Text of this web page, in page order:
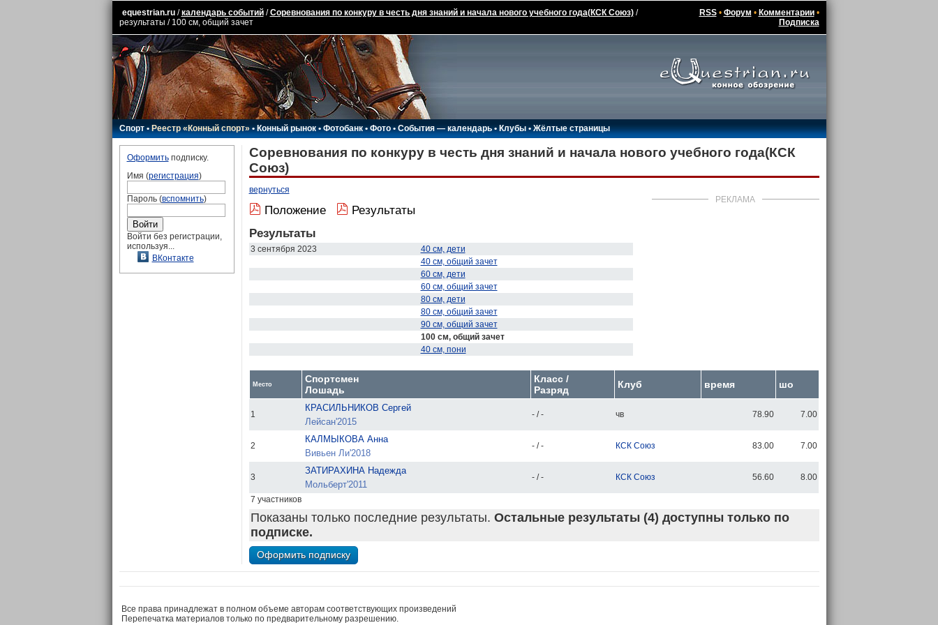
equestrian.ru/календарь событий/Соревнования по конкуру в честь дня знаний и начала нового учебного года(КСК Союз)/
результаты / 100 см, общий зачет
RSS• Форум • Комментарии•
Подписка
Спорт•Реестр «Конный спорт»•Конный рынок•Фотобанк •Фото•События — календарь•Клубы •Жёлтые страницы
Оформитьподписку.
Имя (регистрация)
Пароль (вспомнить)
Войти без регистрации,
используя...
ВКонтакте
Соревнования по конкуру в честь дня знаний и начала нового учебного года(КСК
Союз)
вернуться
РЕКЛАМА
Положение Результаты
Результаты
3 сентября 2023
40 см, дети
40 см, общий зачет
60 см, дети
60 см, общий зачет
80 см, дети
80 см, общий зачет
90 см, общий зачет
100 см, общий зачет
40 см, пони
Место
Спортсмен
Лошадь
Класс /
Разряд
Клуб время шо
1
КРАСИЛЬНИКОВ Сергей
Лейсан'2015
- / - чв 78.90 7.00
2
КАЛМЫКОВА Анна
Вивьен Ли'2018
- / - КСК Союз 83.00 7.00
3
ЗАТИРАХИНА Надежда
Мольберт'2011
- / - КСК Союз 56.60 8.00
7 участников
Показаны только последние результаты. Остальные результаты (4) доступны только по
подписке.
Все права принадлежат в полном объеме авторам соответствующих произведений
Перепечатка материалов только по предварительному разрешению.